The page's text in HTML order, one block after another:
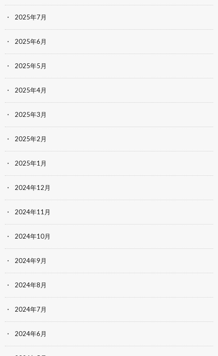
2025年7月
2025年6月
2025年5月
2025年4月
2025年3月
2025年2月
2025年1月
2024年12月
2024年11月
2024年10月
2024年9月
2024年8月
2024年7月
2024年6月